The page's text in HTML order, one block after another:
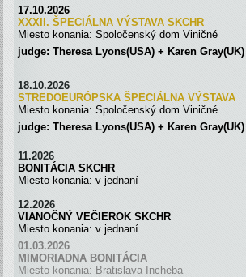
17.10.2026
XXXII. ŠPECIÁLNA VÝSTAVA SKCHR
Miesto konania: Spoločenský dom Viničné
judge: Theresa Lyons(USA) + Karen Gray(UK)
18.10.2026
STREDOEURÓPSKA ŠPECIÁLNA VÝSTAVA
Miesto konania: Spoločenský dom Viničné
judge: Theresa Lyons(USA) + Karen Gray(UK)
11.2026
BONITÁCIA SKCHR
Miesto konania: v jednaní
12.2026
VIANOČNÝ VEČIEROK SKCHR
Miesto konania: v jednaní
01.03.2026
MIMORIADNA BONITÁCIA
Miesto konania: Bratislava Incheba